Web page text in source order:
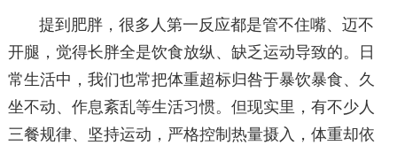
提到肥胖，很多人第一反应都是管不住嘴、迈不
开腿，觉得长胖全是饮食放纵、缺乏运动导致的。日
常生活中，我们也常把体重超标归咎于暴饮暴食、久
坐不动、作息紊乱等生活习惯。但现实里，有不少人
三餐规律、坚持运动，严格控制热量摄入，体重却依